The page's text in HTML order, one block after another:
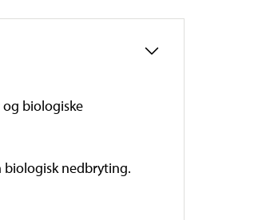
biologiske
nedbryting.